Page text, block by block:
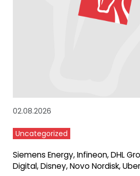
02.08.2026
Uncategorized
Siemens Energy, Infineon, DHL
Digital, Disney, Novo Nordisk, Uber